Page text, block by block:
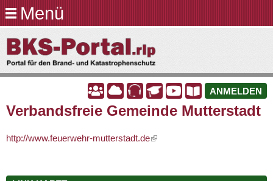
zum
Inhalt
BKS-
Portal.rlp
A
A A ANMELDEN
Verbandsfreie Gemeinde Mutterstadt
http://www.feuerwehr-mutterstadt.de
Menü